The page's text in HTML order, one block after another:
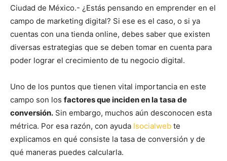
Ciudad de México.- ¿Estás pensando en emprender en el
campo de marketing digital? Si ese es el caso, o si ya
cuentas con una tienda online, debes saber que existen
diversas estrategias que se deben tomar en cuenta para
poder lograr el crecimiento de tu negocio digital.
Uno de los puntos que tienen vital importancia en este
campo son los factores que inciden en la tasa de
conversión. Sin embargo, muchos aún desconocen esta
métrica. Por esa razón, con ayuda Isocialweb te
explicamos en qué consiste la tasa de conversión y de
qué maneras puedes calcularla.